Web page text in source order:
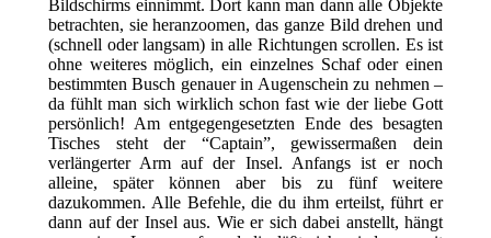
Bildschirms einnimmt. Dort kann man dann alle Objekte
betrachten, sie heranzoomen, das ganze Bild drehen und
(schnell oder langsam) in alle Richtungen scrollen. Es ist
ohne weiteres möglich, ein einzelnes Schaf oder einen
bestimmten Busch genauer in Augenschein zu nehmen –
da fühlt man sich wirklich schon fast wie der liebe Gott
persönlich! Am entgegengesetzten Ende des besagten
Tisches steht der “Captain”, gewissermaßen dein
verlängerter Arm auf der Insel. Anfangs ist er noch
alleine, später können aber bis zu fünf weitere
dazukommen. Alle Befehle, die du ihm erteilst, führt er
dann auf der Insel aus. Wie er sich dabei anstellt, hängt